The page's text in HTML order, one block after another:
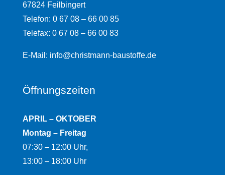
67824 Feilbingert
Telefon: 0 67 08 – 66 00 85
Telefax: 0 67 08 – 66 00 83
E-Mail: info@christmann-baustoffe.de
Öffnungszeiten
APRIL – OKTOBER
Montag – Freitag
07:30 – 12:00 Uhr,
13:00 – 18:00 Uhr